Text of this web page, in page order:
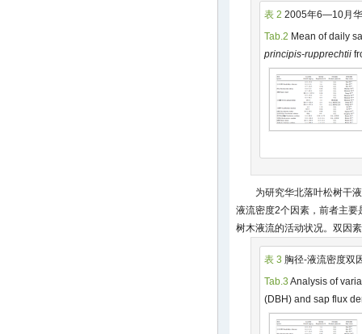
表 2 2005年6—10月
Tab.2 Mean of daily
principis-rupprechtii
为研究华北落叶松树干
液流密度2个因素，前者主
树木液流的活动状况。双因
表 3 胸径-液流密度双
Tab.3 Analysis of
(DBH) and sap flux